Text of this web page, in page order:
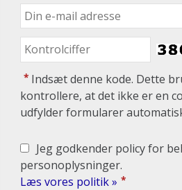
* Indsæt denne kode. Dette
kontrollere, at det ikke er en
udfylder formularer
Jeg godkender policy for
personoplysninger.
Læs vores politik » *